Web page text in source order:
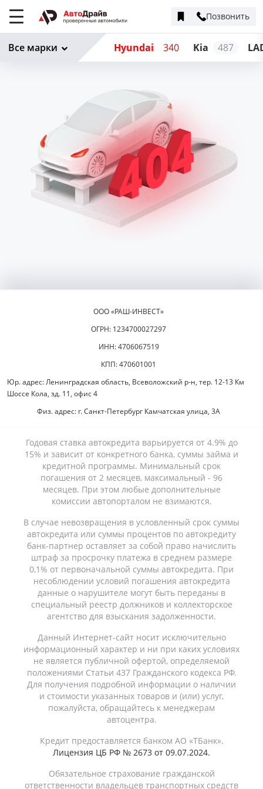
Позвонить
Hyundai 340 Kia 487
Все марки
ООО «РАШ-ИНВЕСТ»
ОГРН: 1234700027297
ИНН: 4706067519
КПП: 470601001
Юр. адрес: Ленинградская область, Всеволожский р-н, тер. 12-13 Км
Шоссе Кола, зд. 11, офис 4
Физ. адрес: г. Санкт-Петербург Камчатская улица, 3А
Годовая ставка автокредита варьируется от 4.9% до
15% и зависит от конкретного банка, суммы займа и
кредитной программы. Минимальный срок
погашения от 2 месяцев, максимальный - 96
месяцев. При этом любые дополнительные
комиссии автопорталом не взимаются.
В случае невозвращения в условленный срок суммы
автокредита или суммы процентов по автокредиту
банк-партнер оставляет за собой право начислить
штраф за просрочку платежа в среднем размере
0,1% от первоначальной суммы автокредита. При
несоблюдении условий погашения автокредита
данные о нарушителе могут быть переданы в
специальный реестр должников и коллекторское
агентство для взыскания задолженности.
Данный Интернет-сайт носит исключительно
информационный характер и ни при каких условиях
не является публичной офертой, определяемой
положениями Статьи 437 Гражданского кодекса РФ.
Для получения подробной информации о наличии
и стоимости указанных товаров и (или) услуг,
пожалуйста, обращайтесь к менеджерам
автоцентра.
Кредит предоставляется банком АО «ТБанк».
Лицензия ЦБ РФ № 2673 от 09.07.2024.
Обязательное страхование гражданской
ответственности владельцев транспортных средств